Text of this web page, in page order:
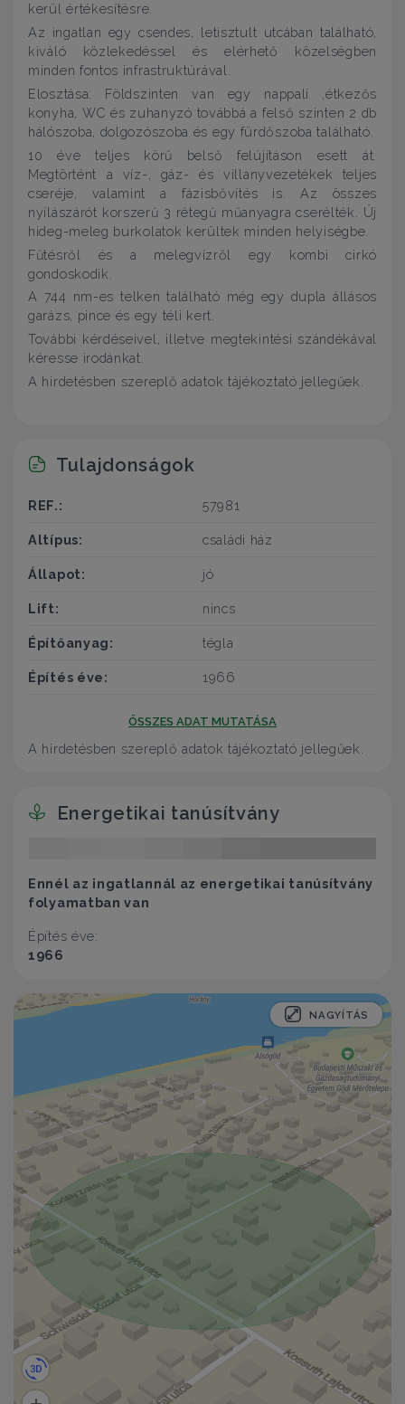
kerül értékesítésre.
Az ingatlan egy csendes, letisztult utcában található,
kiváló közlekedéssel és elérhető közelségben
minden fontos infrastruktúrával.
Elosztása: Földszinten van egy nappali ,étkezős
konyha, WC és zuhanyzó továbbá a felső szinten 2 db
hálószoba, dolgozószoba és egy fürdőszoba található.
10 éve teljes körű belső felújításon esett át.
Megtörtént a víz-, gáz- és villanyvezetékek teljes
cseréje, valamint a fázisbővítés is. Az összes
nyílászárót korszerű 3 rétegű műanyagra cserélték. Új
hideg-meleg burkolatok kerültek minden helyiségbe.
Fűtésről és a melegvízről egy kombi cirkó
gondoskodik.
A 744 nm-es telken található még egy dupla állásos
garázs, pince és egy téli kert.
További kérdéseivel, illetve megtekintési szándékával
kéresse irodánkat.
A hirdetésben szereplő adatok tájékoztató jellegűek.
Tulajdonságok
REF.: 57981
Altípus: családi ház
Állapot: jó
Lift: nincs
Építőanyag: tégla
Építés éve: 1966
ÖSSZES ADAT MUTATÁSA
A hirdetésben szereplő adatok tájékoztató jellegűek.
Energetikai tanúsítvány
Ennél az ingatlannál az energetikai tanúsítvány
folyamatban van
Építés éve:
1966
NAGYÍTÁS